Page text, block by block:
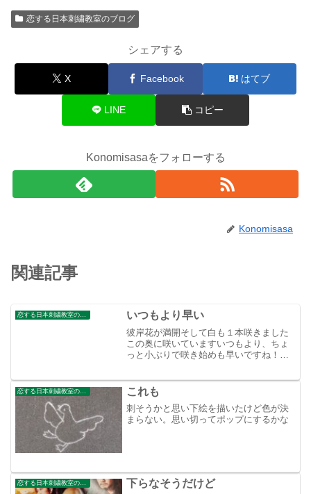
恋する日本刺繍教室のブログ
シェアする
X Facebook はてブ
LINE コピー
Konomisasaをフォローする
Konomisasa
関連記事
恋する日本刺繍教室のブログ いつもより早い
彼岸花が満開そして白も１本咲きました
この奥に咲いていますいつもより、ちょ
っと小ぶりで咲き始めも早いですね！お
これも
刺そうかと思い下絵を描いたけど色が決
まらない。思い切ってポップにするかな
恋する日本刺繍教室のブログ 下らなそうだけど